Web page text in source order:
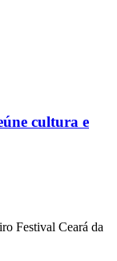
cultura e
Festival Ceará da